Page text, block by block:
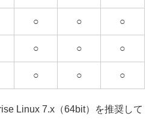
○ ○ ○
○ ○ ○
○ ○ ○
Linux 7.x（64bit）を推奨して